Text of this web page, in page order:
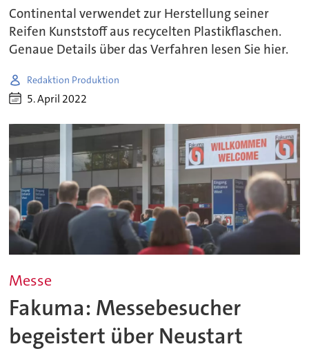
Continental verwendet zur Herstellung seiner
Reifen Kunststoff aus recycelten Plastikflaschen.
Genaue Details über das Verfahren lesen Sie hier.
Redaktion Produktion
5. April 2022
Messe
Fakuma: Messebesucher
begeistert über Neustart